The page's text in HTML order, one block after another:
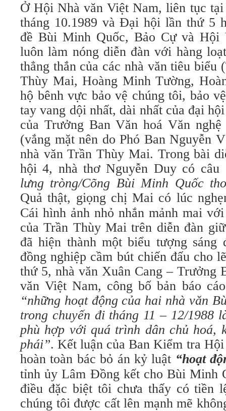
Ở Hội Nhà văn Việt Nam, liên tục
tháng 10.1989 và Đại hội lần thứ 5
đề Bùi Minh Quốc, Bảo Cự và Hội
luôn làm nóng diễn đàn với hàng
thẳng thắn của các nhà văn tiêu biểu
Thùy Mai, Hoàng Minh Tường,
hộ bênh vực bảo vệ chúng tôi, bảo
tay vang dội nhất, dài nhất của đại
của Trưởng Ban Văn hoá Văn
(vắng mặt nên do Phó Ban Nguyễn
nhà văn Trần Thùy Mai. Trong bài
hội 4, nhà thơ Nguyễn Duy có câu
lưng tròng/Cõng Bùi Minh Quốc
Quả thật, giọng chị Mai có lúc
Cái hình ảnh nhỏ nhắn mảnh mai
của Trần Thùy Mai trên diễn đàn
đã hiện thành một biểu tượng sáng
đồng nghiệp cầm bút chiến đấu cho
thứ 5, nhà văn Xuân Cang – Trưởng
văn Việt Nam, công bố bản báo
“những hoạt động của hai nhà văn
trong chuyến đi tháng 11 – 12/1988
phù hợp với quá trình dân chủ hoá,
phái”. Kết luận của Ban Kiểm tra
hoàn toàn bác bỏ án kỷ luật “hoạt
tỉnh ủy Lâm Đồng kết cho Bùi Minh
điều đặc biệt tôi chưa thấy có tiền
chúng tôi được cất lên mạnh mẽ